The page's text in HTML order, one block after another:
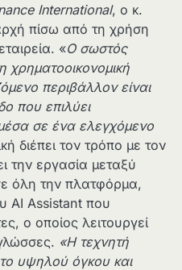
International, ο κ.
πίσω από τη χρήση
«Ο σωστός
χρηματοοικονομική
περιβάλλον είναι
που επιλύει
σε ένα ελεγχόμενο
διέπει τον τρόπο με τον
την εργασία μεταξύ
όλη την πλατφόρμα,
AI Assistant που
ο οποίος λειτουργεί
«Η τεχνητή
υψηλού όγκουκαι